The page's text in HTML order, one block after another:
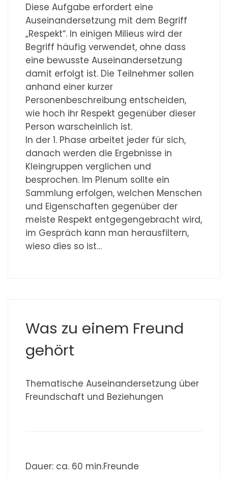
Diese Aufgabe erfordert eine
Auseinandersetzung mit dem Begriff
„Respekt“. In einigen Milieus wird der
Begriff häufig verwendet, ohne dass
eine bewusste Auseinandersetzung
damit erfolgt ist. Die Teilnehmer sollen
anhand einer kurzer
Personenbeschreibung entscheiden,
wie hoch ihr Respekt gegenüber dieser
Person warscheinlich ist.
In der 1. Phase arbeitet jeder für sich,
danach werden die Ergebnisse in
Kleingruppen verglichen und
besprochen. Im Plenum sollte ein
Sammlung erfolgen, welchen Menschen
und Eigenschaften gegenüber der
meiste Respekt entgegengebracht wird,
im Gespräch kann man herausfiltern,
wieso dies so ist…
Was zu einem Freund
gehört
Thematische Auseinandersetzung über
Freundschaft und Beziehungen
Dauer: ca. 60 min.Freunde